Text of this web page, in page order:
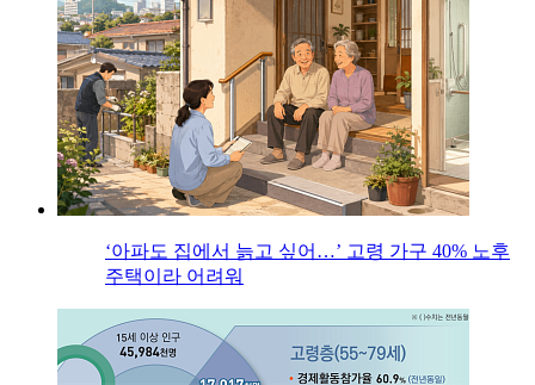
‘아파도 집에서 늙고 싶어…’ 고령 가구 40% 노후
주택이라 어려워